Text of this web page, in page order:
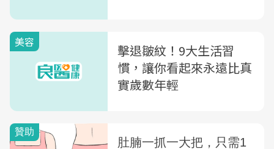
美容
擊退皺紋！9大生活習
慣，讓你看起來永遠比真
實歲數年輕